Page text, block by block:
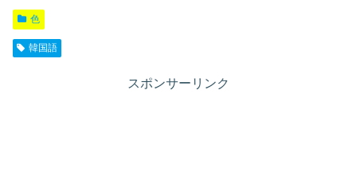
色
韓国語
スポンサーリンク